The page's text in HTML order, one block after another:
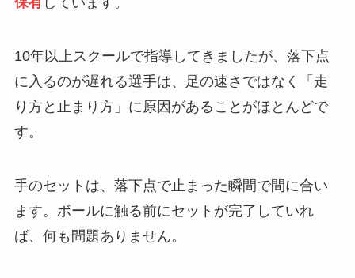
10年以上スクールで指導してきましたが、落下点
に入るのが遅れる選手は、足の速さではなく「走
り方と止まり方」に原因があることがほとんどで
す。
手のセットは、落下点で止まった瞬間で間に合い
ます。ボールに触る前にセットが完了していれ
ば、何も問題ありません。